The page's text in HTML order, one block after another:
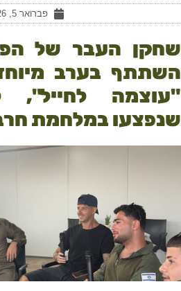
פברואר 5, 2026
שחקן העבר של
השתתף בערב
"עוצמה לחייל",
שנפצעו במלחמת